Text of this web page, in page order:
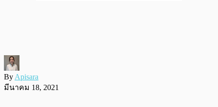
By Apisara
มีนาคม 18, 2021